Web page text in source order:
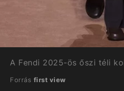
A Fendi 2025-ös őszi téli
Forrás first view